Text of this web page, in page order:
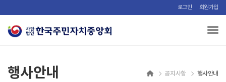
로그인 회원가입
행사안내 공지사항 행사안내